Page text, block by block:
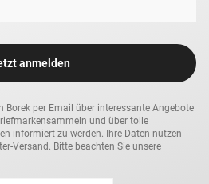
anmelden
Borek per Email über interessante Angebote
und über tolle
informiert zu werden. Ihre Daten nutzen
Versand. Bitte beachten Sie unsere